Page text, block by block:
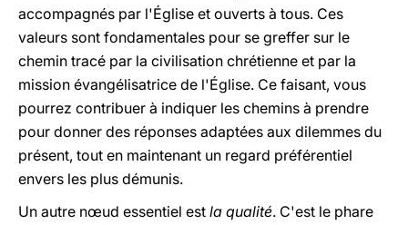
accompagnés par l'Église et ouverts à tous. Ces
valeurs sont fondamentales pour se greffer sur le
chemin tracé par la civilisation chrétienne et par la
mission évangélisatrice de l'Église. Ce faisant, vous
pourrez contribuer à indiquer les chemins à prendre
pour donner des réponses adaptées aux dilemmes du
présent, tout en maintenant un regard préférentiel
envers les plus démunis.
Un autre nœud essentiel est la qualité. C'est le phare